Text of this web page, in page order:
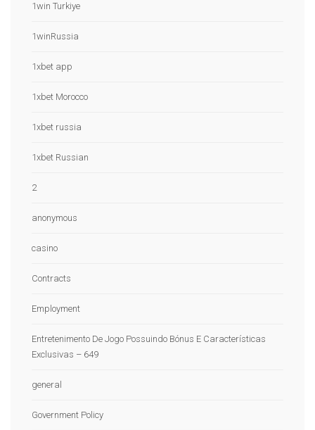
1win Turkiye
1winRussia
1xbet app
1xbet Morocco
1xbet russia
1xbet Russian
2
anonymous
casino
Contracts
Employment
Entretenimento De Jogo Possuindo Bónus E Características
Exclusivas – 649
general
Government Policy